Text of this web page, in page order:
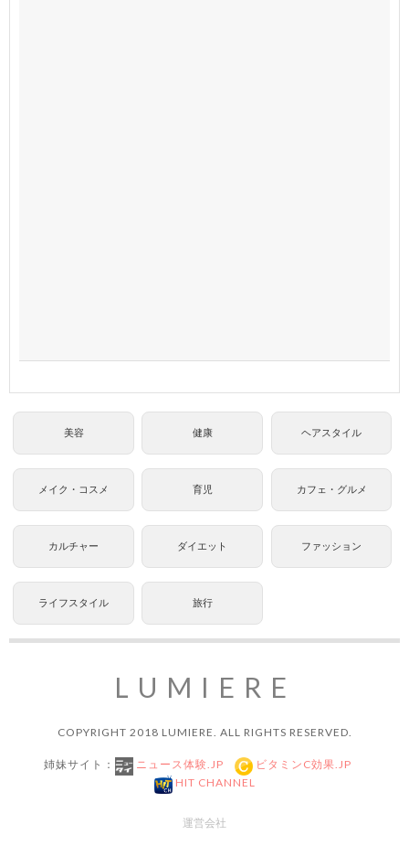
美容 健康 ヘアスタイル
メイク・コスメ 育児 カフェ・グルメ
カルチャー ダイエット ファッション
ライフスタイル 旅行
LUMIERE
COPYRIGHT 2018 LUMIERE. ALL RIGHTS RESERVED.
姉妹サイト： ニュース体験.JP
ビタミンC効果.JP
HIT CHANNEL
運営会社